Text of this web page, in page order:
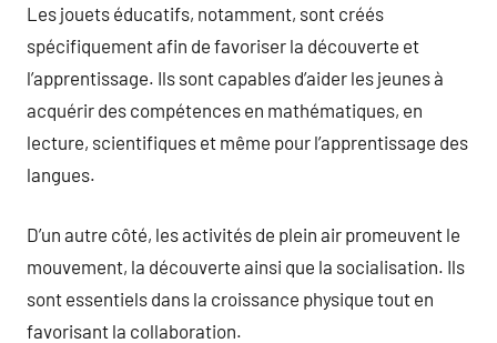
Les jouets éducatifs, notamment, sont créés
spécifiquement afin de favoriser la découverte et
l’apprentissage. Ils sont capables d’aider les jeunes à
acquérir des compétences en mathématiques, en
lecture, scientifiques et même pour l’apprentissage des
langues.
D’un autre côté, les activités de plein air promeuvent le
mouvement, la découverte ainsi que la socialisation. Ils
sont essentiels dans la croissance physique tout en
favorisant la collaboration.